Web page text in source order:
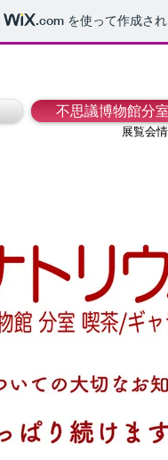
.com を使って作成さ
不思議博物館分
展覧会